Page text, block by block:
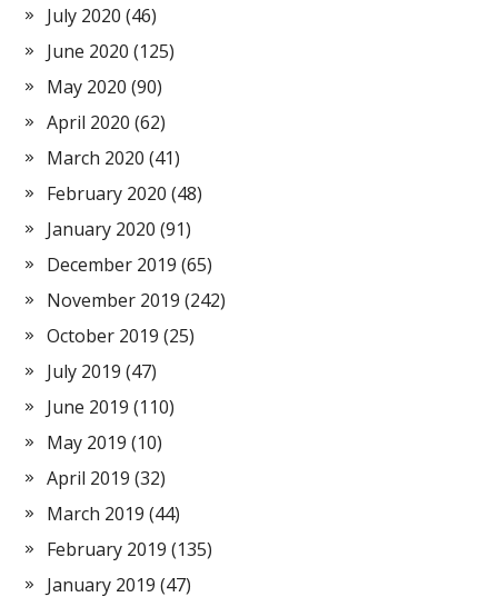
July 2020 (46)
June 2020 (125)
May 2020 (90)
April 2020 (62)
March 2020 (41)
February 2020 (48)
January 2020 (91)
December 2019 (65)
November 2019 (242)
October 2019 (25)
July 2019 (47)
June 2019 (110)
May 2019 (10)
April 2019 (32)
March 2019 (44)
February 2019 (135)
January 2019 (47)